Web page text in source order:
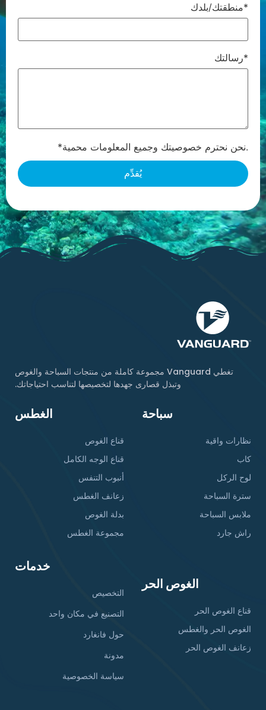
منطقتك/بلدك*
رسالتك*
*نحن نحترم خصوصيتك وجميع المعلومات محمية.
تغطي Vanguard مجموعة كاملة من منتجات السباحة والغوص
وتبذل قصارى جهدها لتخصيصها لتناسب احتياجاتك.
سباحة
نظارات واقية
كاب
لوح الركل
سترة السباحة
ملابس السباحة
راش جارد
الغطس
قناع الغوص
قناع الوجه الكامل
أنبوب التنفس
زعانف الغطس
بدلة الغوص
مجموعة الغطس
الغوص الحر
قناع الغوص الحر
الغوص الحر والغطس
زعانف الغوص الحر
خدمات
التخصيص
التصنيع في مكان واحد
حول فانغارد
مدونة
سياسة الخصوصية